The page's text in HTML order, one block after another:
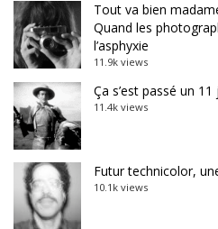
Tout va bien
Quand les
l’asphyxie
11.9k views
Ça s’est passé un
11.4k views
Futur technicolor,
10.1k views